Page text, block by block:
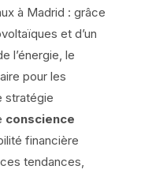
à Madrid : grâce
et d’un
l’énergie, le
pour les
stratégie
conscience
financière
tendances,